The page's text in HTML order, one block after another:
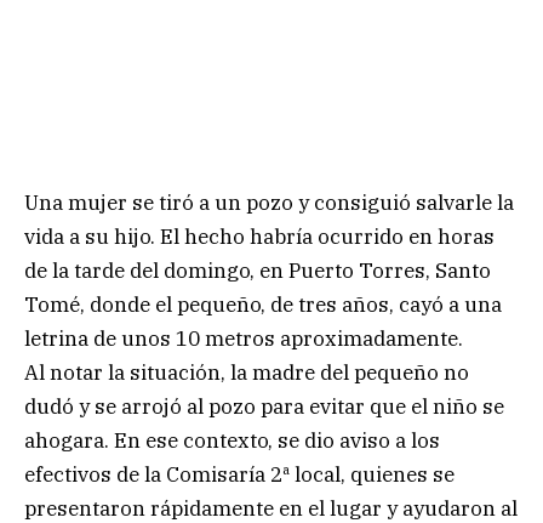
Una mujer se tiró a un pozo y consiguió salvarle la
vida a su hijo. El hecho habría ocurrido en horas
de la tarde del domingo, en Puerto Torres, Santo
Tomé, donde el pequeño, de tres años, cayó a una
letrina de unos 10 metros aproximadamente.
Al notar la situación, la madre del pequeño no
dudó y se arrojó al pozo para evitar que el niño se
ahogara. En ese contexto, se dio aviso a los
efectivos de la Comisaría 2ª local, quienes se
presentaron rápidamente en el lugar y ayudaron al